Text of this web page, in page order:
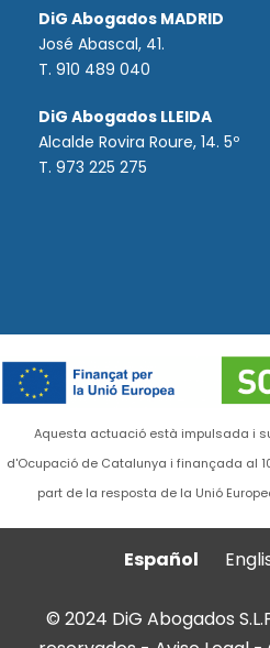
DiG Abogados MADRID
José Abascal, 41.
T. 910 489 040
DiG Abogados LLEIDA
Alcalde Rovira Roure, 14. 5º
T. 973 225 275
Aquesta actuació està impulsada i
d'Ocupació de Catalunya i finançada al
part de la resposta de la Unió
Español
© 2024 DiG Abogados